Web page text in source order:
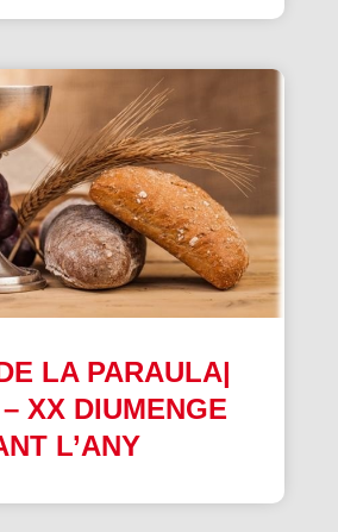
LA PARAULA|
XX DIUMENGE
L’ANY